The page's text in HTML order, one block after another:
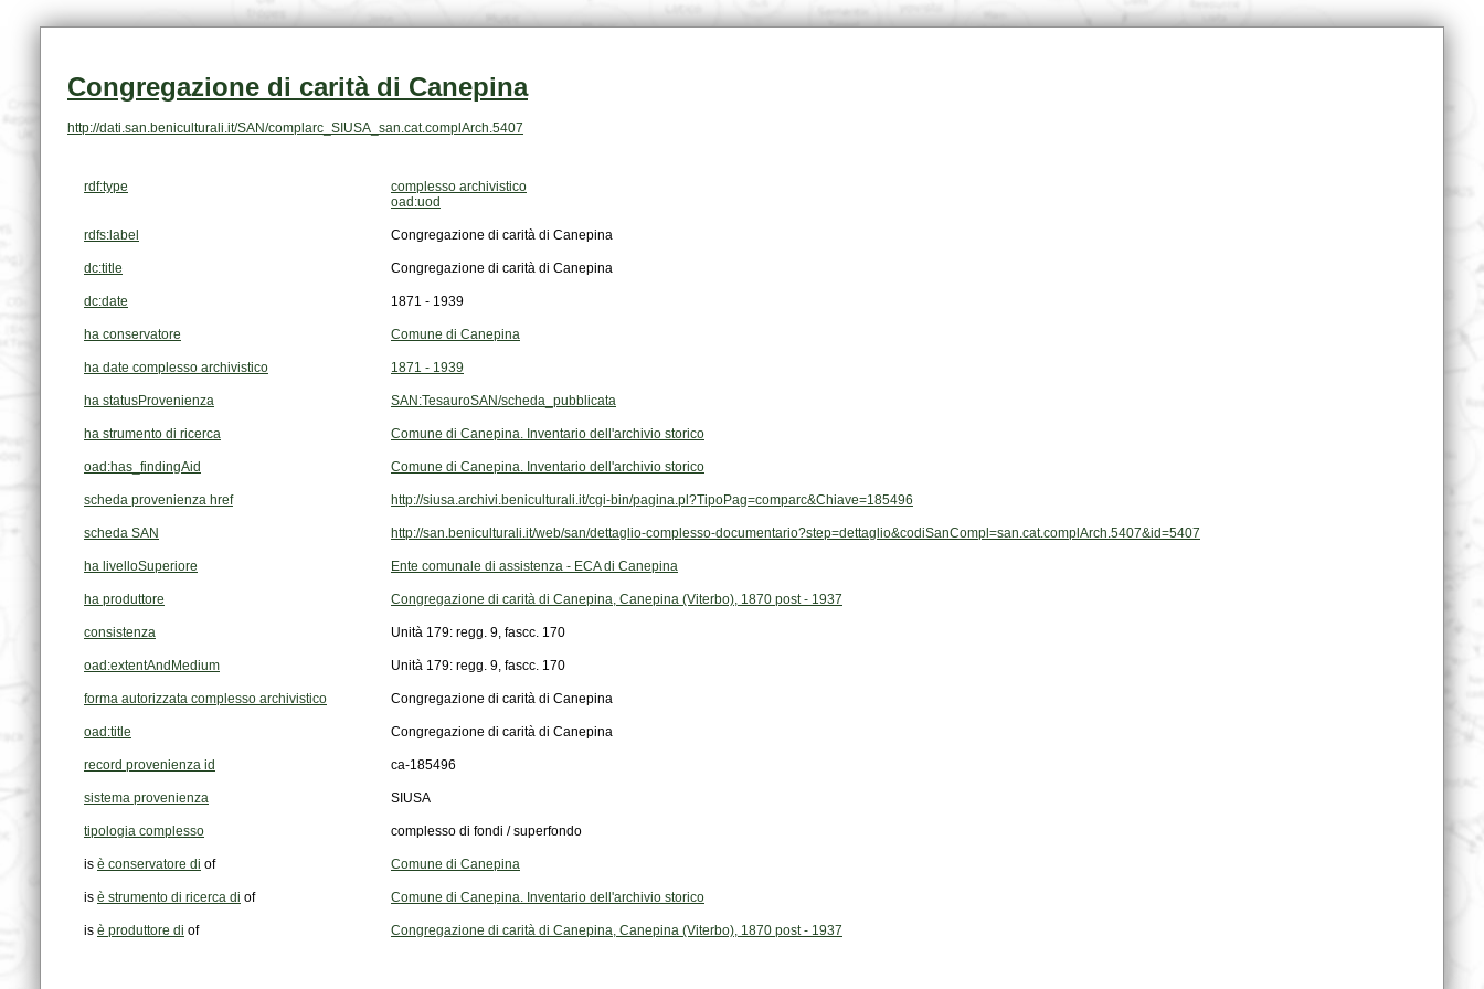
Congregazione di carità di Canepina
http://dati.san.beniculturali.it/SAN/complarc_SIUSA_san.cat.complArch.5407
rdf:type
complesso archivistico
oad:uod
rdfs:label Congregazione di carità di Canepina
dc:title Congregazione di carità di Canepina
dc:date 1871 - 1939
ha conservatore Comune di Canepina
ha date complesso archivistico 1871 - 1939
ha statusProvenienza SAN:TesauroSAN/scheda_pubblicata
ha strumento di ricerca Comune di Canepina. Inventario dell'archivio storico
oad:has_findingAid Comune di Canepina. Inventario dell'archivio storico
scheda provenienza href http://siusa.archivi.beniculturali.it/cgi-bin/pagina.pl?TipoPag=comparc&Chiave=185496
scheda SAN http://san.beniculturali.it/web/san/dettaglio-complesso-documentario?step=dettaglio&codiSanCompl=san.cat.complArch.5407&id=5407
ha livelloSuperiore Ente comunale di assistenza - ECA di Canepina
ha produttore Congregazione di carità di Canepina, Canepina (Viterbo), 1870 post - 1937
consistenza Unità 179: regg. 9, fascc. 170
oad:extentAndMedium Unità 179: regg. 9, fascc. 170
forma autorizzata complesso archivistico Congregazione di carità di Canepina
oad:title Congregazione di carità di Canepina
record provenienza id ca-185496
sistema provenienza SIUSA
tipologia complesso complesso di fondi / superfondo
is è conservatore di of Comune di Canepina
is è strumento di ricerca di of Comune di Canepina. Inventario dell'archivio storico
is è produttore di of Congregazione di carità di Canepina, Canepina (Viterbo), 1870 post - 1937